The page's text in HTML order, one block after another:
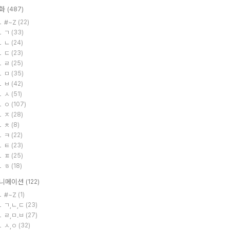
(487)
#~Z (22)
ㄱ (33)
ㄴ (24)
ㄷ (23)
ㄹ (25)
ㅁ (35)
ㅂ (42)
ㅅ (51)
ㅇ (107)
ㅈ (28)
ㅊ (8)
ㅋ (22)
ㅌ (23)
ㅍ (25)
ㅎ (18)
메이션 (122)
#~Z (1)
ㄱ,ㄴ,ㄷ (23)
ㄹ,ㅁ.ㅂ (27)
ㅅ,ㅇ (32)